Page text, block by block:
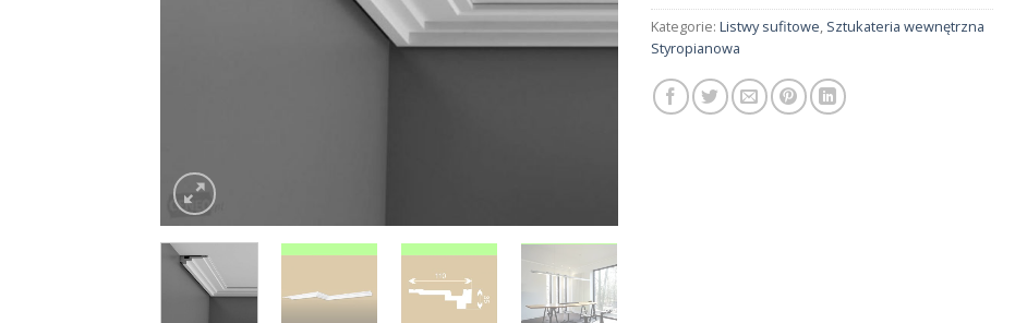
Kategorie: Listwy sufitowe, Sztukateria wewnętrzna
Styropianowa